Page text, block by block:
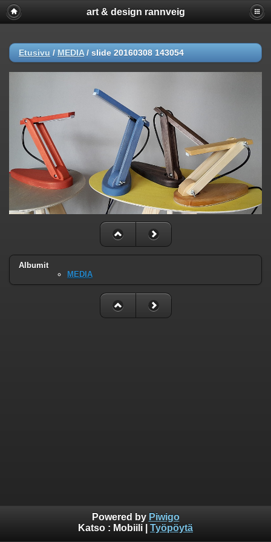
art & design rannveig
Etusivu / MEDIA/ slide 20160308 143054
Albumit
MEDIA
Powered by Piwigo
Katso : Mobiili Työpöytä